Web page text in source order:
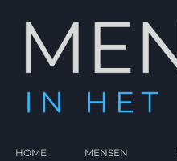
HOME MENSEN